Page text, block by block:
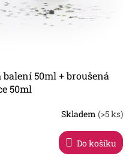
50ml + broušená
50ml
Skladem(>5 ks)
Do košíku